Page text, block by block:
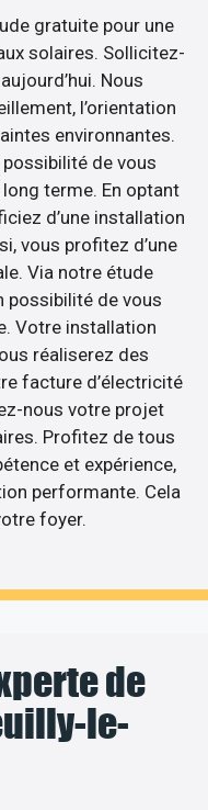
gratuite pour une
solaires. Sollicitez-
Nous
l’orientation
environnantes.
de vous
terme. En optant
d’une installation
vous profitez d’une
Via notre étude
possibilité de vous
Votre installation
réaliserez des
facture d’électricité
nous votre projet
Profitez de tous
et expérience,
performante. Cela
foyer.
de
le-